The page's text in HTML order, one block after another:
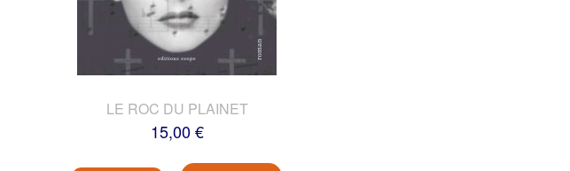
LE ROC DU PLAINET
15,00 €